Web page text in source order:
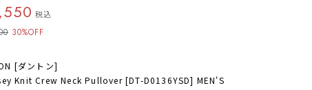
税込
30%OFF
[ダントン]
Knit Crew Neck Pullover [DT-D0136YSD] MEN'S